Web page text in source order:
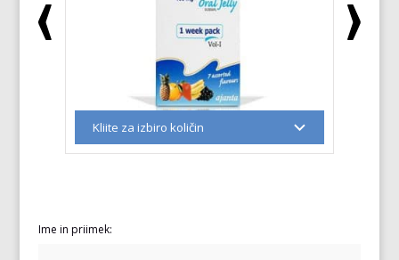
Ime in priimek: